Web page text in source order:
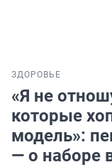
ЗДОРОВЬЕ
«Я не
которые
модель»:
— о наборе